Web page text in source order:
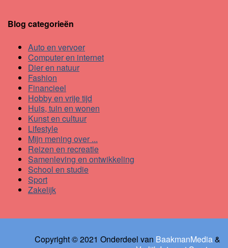
Blog categorieën
Auto en vervoer
Computer en internet
Dier en natuur
Fashion
Financieel
Hobby en vrije tijd
Huis, tuin en wonen
Kunst en cultuur
Lifestyle
Mijn mening over ...
Reizen en recreatie
Samenleving en ontwikkeling
School en studie
Sport
Zakelijk
Copyright © 2021 Onderdeel van BaakmanMedia&